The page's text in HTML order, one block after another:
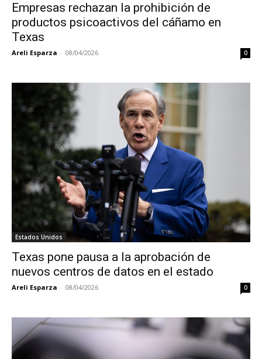
Empresas rechazan la prohibición de
productos psicoactivos del cáñamo en
Texas
Areli Esparza - 08/04/2026 0
Estados Unidos
Texas pone pausa a la aprobación de
nuevos centros de datos en el estado
Areli Esparza - 08/04/2026 0